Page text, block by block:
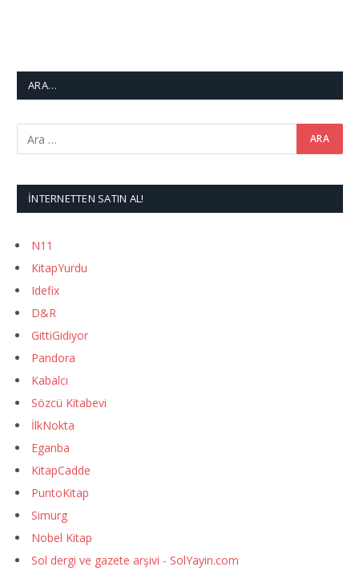
ARA…
İNTERNETTEN SATIN AL!
N11
KitapYurdu
Idefix
D&R
GittiGidiyor
Pandora
Kabalcı
Sözcü Kitabevi
İlkNokta
Eganba
KitapCadde
PuntoKitap
Simurg
Nobel Kitap
Sol dergi ve gazete arşivi - SolYayin.com